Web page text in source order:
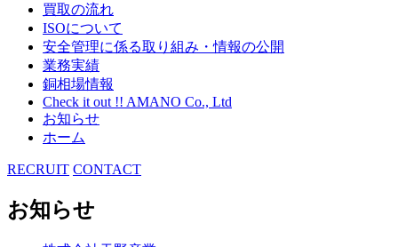
買取の流れ
ISOについて
安全管理に係る取り組み・情報の公開
業務実績
銅相場情報
Check it out !! AMANO Co., Ltd
お知らせ
ホーム
RECRUIT CONTACT
お知らせ